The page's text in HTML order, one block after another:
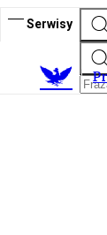
Serwisy